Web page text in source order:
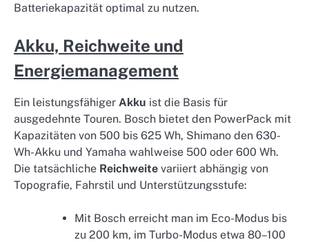
Batteriekapazität optimal zu nutzen.
Akku, Reichweite und
Energiemanagement
Ein leistungsfähiger Akku ist die Basis für
ausgedehnte Touren. Bosch bietet den PowerPack mit
Kapazitäten von 500 bis 625 Wh, Shimano den 630-
Wh-Akku und Yamaha wahlweise 500 oder 600 Wh.
Die tatsächliche Reichweite variiert abhängig von
Topografie, Fahrstil und Unterstützungsstufe:
Mit Bosch erreicht man im Eco-Modus bis
zu 200 km, im Turbo-Modus etwa 80–100